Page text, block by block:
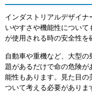
インダストリアルデザイ
いやすさや機能性につい
が使用される時の安全性を
自動車や重機など、大型
題があるだけで命の危険が
能性もあります。見た目の
ついて考える必要がありま